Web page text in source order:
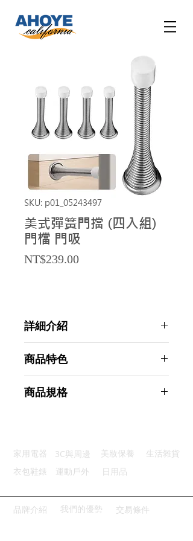
SKU: p01_05243497
美式彈簧門擋 (四入組)
門檔 門吸
NT$239.00Price
詳細介紹
商品特色
彈性橡膠：環保無異味彈性不傷門
商品規格
主要材質：不鏽鋼
商品尺寸：8.5*3*3cm
產地名稱：中國大陸
代理商：亞桓有限公司
家用電器 3C與周邊 美妝保養
生活雜貨
衣包鞋錶
運動戶外 日用品
品牌介紹 我們的優勢 交易條件